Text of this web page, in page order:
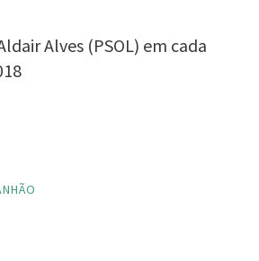
Alves (PSOL) em cada